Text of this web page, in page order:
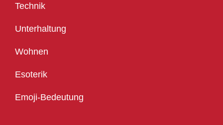
Technik
Unterhaltung
Wohnen
Esoterik
Emoji-Bedeutung